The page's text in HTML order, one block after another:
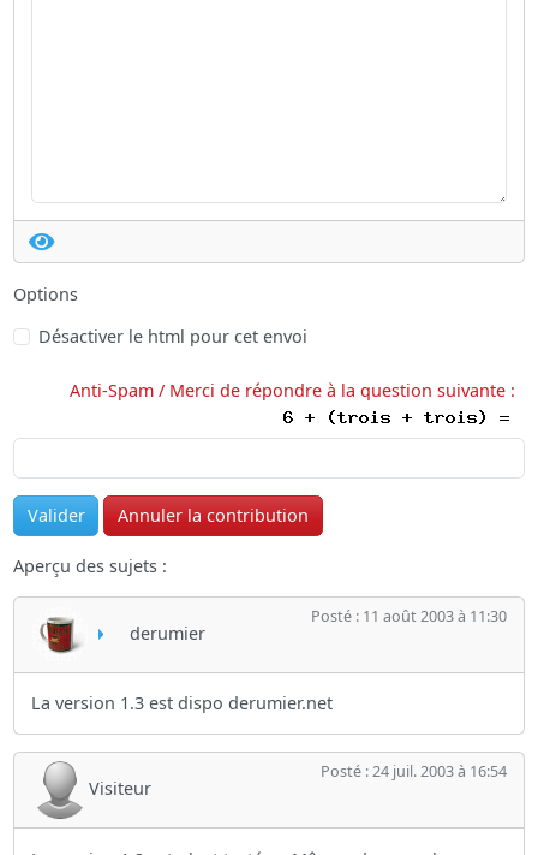
Options
Désactiver le html pour cet envoi
Anti-Spam / Merci de répondre à la question suivante :
Aperçu des sujets :
derumier
Posté : 11 août 2003 à 11:30
La version 1.3 est dispo derumier.net
Visiteur
Posté : 24 juil. 2003 à 16:54